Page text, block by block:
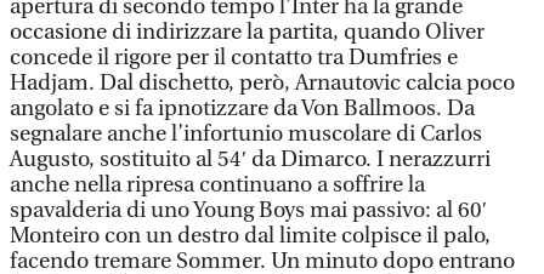
apertura di secondo tempo l’Inter ha la grande
occasione di indirizzare la partita, quando Oliver
concede il rigore per il contatto tra Dumfries e
Hadjam. Dal dischetto, però, Arnautovic calcia poco
angolato e si fa ipnotizzare da Von Ballmoos. Da
segnalare anche l’infortunio muscolare di Carlos
Augusto, sostituito al 54′ da Dimarco. I nerazzurri
anche nella ripresa continuano a soffrire la
spavalderia di uno Young Boys mai passivo: al 60′
Monteiro con un destro dal limite colpisce il palo,
facendo tremare Sommer. Un minuto dopo entrano